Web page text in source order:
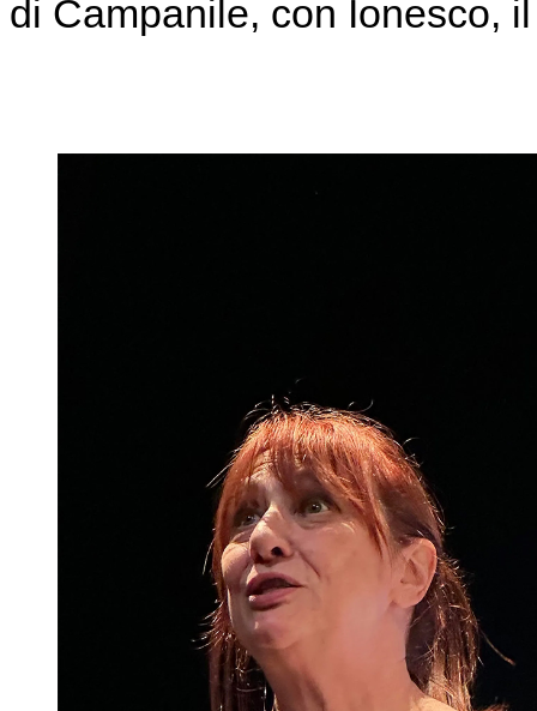
di Campanile, con Ionesco,